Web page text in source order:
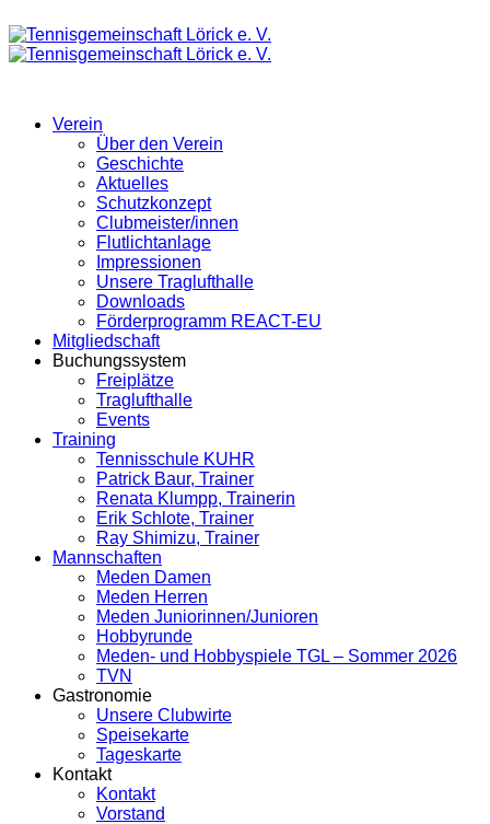
Verein
Über den Verein
Geschichte
Aktuelles
Schutzkonzept
Clubmeister/innen
Flutlichtanlage
Impressionen
Unsere Traglufthalle
Downloads
Förderprogramm REACT-EU
Mitgliedschaft
Buchungssystem
Freiplätze
Traglufthalle
Events
Training
Tennisschule KUHR
Patrick Baur, Trainer
Renata Klumpp, Trainerin
Erik Schlote, Trainer
Ray Shimizu, Trainer
Mannschaften
Meden Damen
Meden Herren
Meden Juniorinnen/Junioren
Hobbyrunde
Meden- und Hobbyspiele TGL – Sommer 2026
TVN
Gastronomie
Unsere Clubwirte
Speisekarte
Tageskarte
Kontakt
Kontakt
Vorstand